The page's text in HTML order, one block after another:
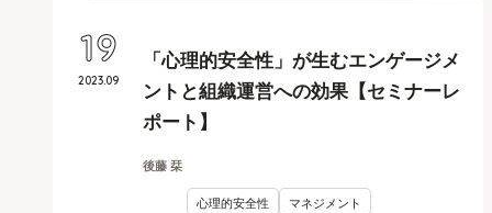
「心理的安全性」が生むエンゲージメ
ントと組織運営への効果【セミナーレ
ポート】
後藤 栞
心理的安全性 マネジメント
2023.09
19